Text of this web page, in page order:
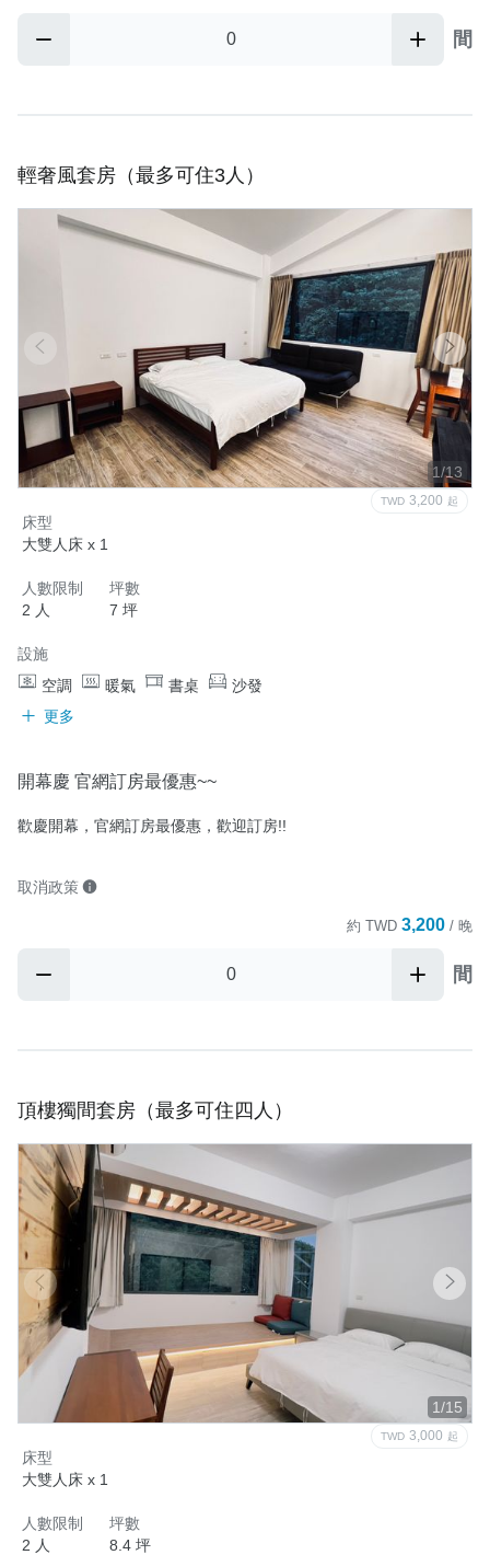
間
輕奢風套房（最多可住3人）
1/13
TWD 3,200 起
床型
大雙人床 x 1
人數限制
2 人
坪數
7 坪
設施
空調
暖氣 書桌
沙發
更多
開幕慶 官網訂房最優惠~~
歡慶開幕，官網訂房最優惠，歡迎訂房!!
取消政策
約 TWD 3,200 / 晚
間
頂樓獨間套房（最多可住四人）
1/15
TWD 3,000 起
床型
大雙人床 x 1
人數限制
2 人
坪數
8.4 坪